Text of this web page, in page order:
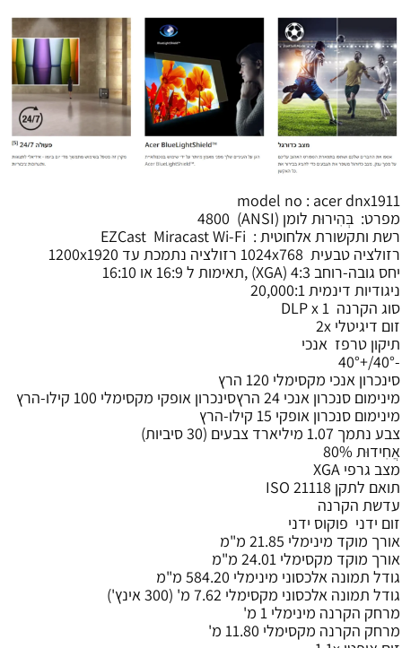
model no : acer dnx1911
מפרט: בְּהִירוּת לומן (ANSI) 4800
רשת ותקשורת אלחוטית : EZCast Miracast Wi-Fi
רזולציה טבעית 1024x768 רזולציה נתמכת עד 1200x1920
יחס גובה-רוחב 4:3 (XGA) ,תאימות ל 16:9 או 16:10
ניגודיות דינמית 20,000:1
סוג הקרנה DLP x 1
זום דיגיטלי 2x
תיקון טרפז אנכי
-40°/+40°
סינכרון אנכי מקסימלי 120 הרץ
מינימום סנכרון אנכי 24 הרץסינכרון אופקי מקסימלי 100 קילו-הרץ
מינימום סנכרון אופקי 15 קילו-הרץ
צבע נתמך 1.07 מיליארד צבעים (30 סיביות)
אֲחִידוּת 80%
מצב גרפי XGA
תואם לתקן ISO 21118
עדשת הקרנה
זום ידני פוקוס ידני
אורך מוקד מינימלי 21.85 מ"מ
אורך מוקד מקסימלי 24.01 מ"מ
גודל תמונה אלכסוני מינימלי 584.20 מ"מ
גודל תמונה אלכסוני מקסימלי 7.62 מ' (300 אינץ')
מרחק הקרנה מינימלי 1 מ'
מרחק הקרנה מקסימלי 11.80 מ'